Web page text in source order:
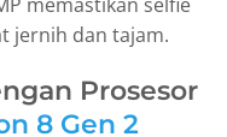
jernih dan tajam.
Prosesor
8 Gen 2